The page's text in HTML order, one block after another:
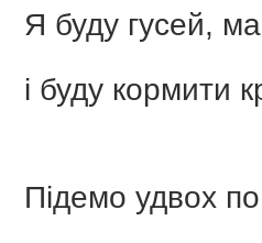
Я буду гусей,
і буду кормити
Підемо удвох